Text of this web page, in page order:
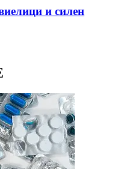
и силен